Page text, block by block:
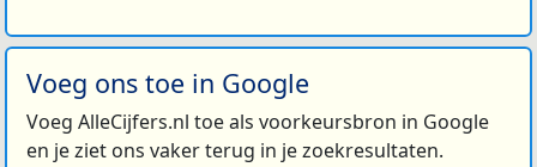
Voeg ons toe in Google
Voeg AlleCijfers.nl toe als voorkeursbron in Google
en je ziet ons vaker terug in je zoekresultaten.